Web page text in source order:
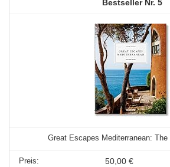
5
Great Escapes Mediterranean:
50,00 €